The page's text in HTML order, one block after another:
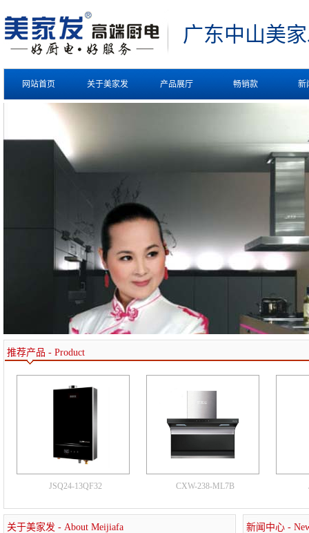
广东中山美
网站首页 关于美家发 产品展厅 畅销款 新
推荐产品 - Product
JSQ24-13QF32 CXW-238-ML7B
关于美家发 - About Meijiafa 新闻中心 -